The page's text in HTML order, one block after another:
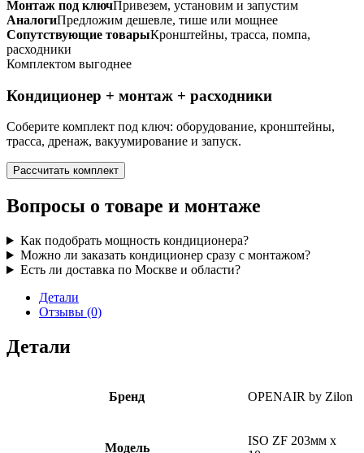
Монтаж под ключПривезем, установим и запустим
АналогиПредложим дешевле, тише или мощнее
Сопутствующие товарыКронштейны, трасса, помпа,
расходники
Комплектом выгоднее
Кондиционер + монтаж + расходники
Соберите комплект под ключ: оборудование, кронштейны,
трасса, дренаж, вакуумирование и запуск.
Рассчитать комплект
Вопросы о товаре и монтаже
Как подобрать мощность кондиционера?
Можно ли заказать кондиционер сразу с монтажом?
Есть ли доставка по Москве и области?
Детали
Отзывы (0)
Детали
Бренд OPENAIR by Zilon
Модель
ISO ZF 203мм х